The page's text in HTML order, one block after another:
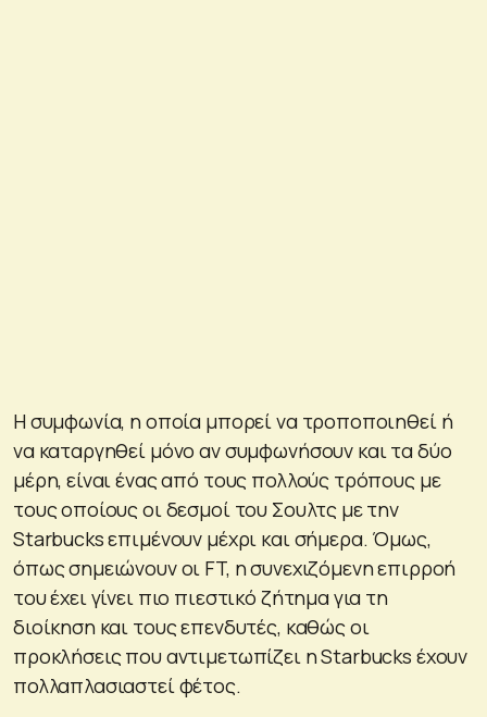
Η συμφωνία, η οποία μπορεί να τροποποιηθεί ή
να καταργηθεί μόνο αν συμφωνήσουν και τα δύο
μέρη, είναι ένας από τους πολλούς τρόπους με
τους οποίους οι δεσμοί του Σουλτς με την
Starbucks επιμένουν μέχρι και σήμερα. Όμως,
όπως σημειώνουν οι FT, η συνεχιζόμενη επιρροή
του έχει γίνει πιο πιεστικό ζήτημα για τη
διοίκηση και τους επενδυτές, καθώς οι
προκλήσεις που αντιμετωπίζει η Starbucks έχουν
πολλαπλασιαστεί φέτος.